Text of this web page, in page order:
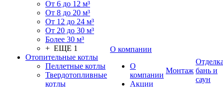
От 6 до 12 м³
От 8 до 20 м³
От 12 до 24 м³
От 20 до 30 м³
Более 30 м³
+ ЕЩЕ 1
Отопительные котлы
Пеллетные котлы
Твердотопливные
котлы
О компании
О
компании
Акции
Монтаж бань и
саун